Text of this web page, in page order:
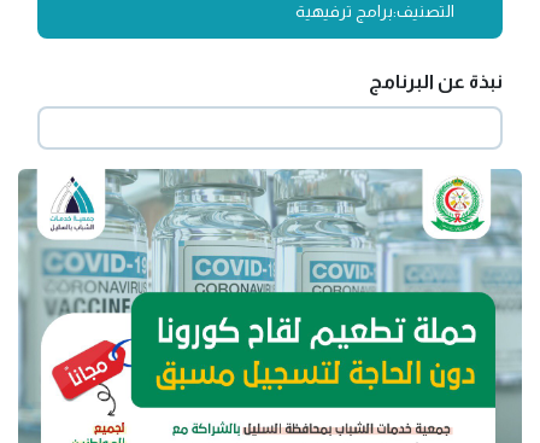
التصنيف:برامج ترفيهية
نبذة عن البرنامج